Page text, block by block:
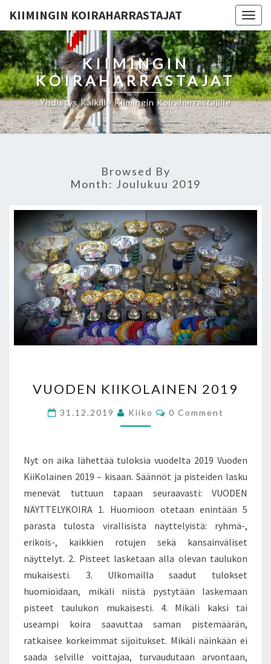
KIIMINGIN KOIRAHARRASTAJAT
KIIMINGIN
KOIRAHARRASTAJAT
Yhdistys Kaikille Kiimingin Koiraharrastajille
Browsed By
Month: Joulukuu 2019
KIIKOLAINEN
2019
VUODEN KIIKOLAINEN 2019
31.12.2019 Kiiko Comments
0 Comment
Nyt on aika lähettää tuloksia vuodelta 2019 Vuoden
KiiKolainen 2019 – kisaan. Säännöt ja pisteiden lasku
menevät tuttuun tapaan seuraavasti: VUODEN
NÄYTTELYKOIRA 1. Huomioon otetaan enintään 5
parasta tulosta virallisista näyttelyistä: ryhmä-,
erikois-, kaikkien rotujen sekä kansainväliset
näyttelyt. 2. Pisteet lasketaan alla olevan taulukon
mukaisesti. 3. Ulkomailla saadut tulokset
huomioidaan, mikäli niistä pystytään laskemaan
pisteet taulukon mukaisesti. 4. Mikäli kaksi tai
useampi koira saavuttaa saman pistemäärän,
ratkaisee korkeimmat sijoitukset. Mikäli näinkään ei
saada selville voittajaa, turvaudutaan arvontaan,